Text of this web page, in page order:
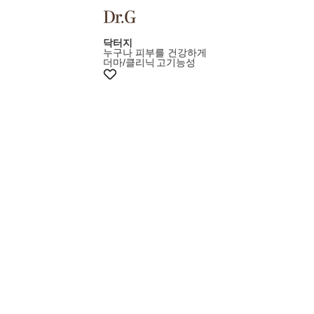
+10%쿠폰
닥터지
누구나 피부를 건강하게
더마/클리닉 고기능성